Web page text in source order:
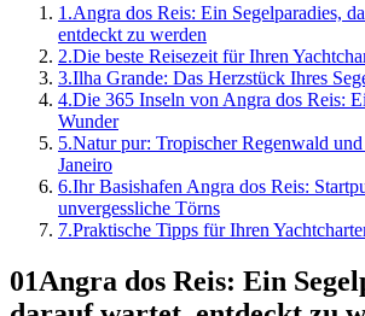
1 .Angra dos Reis: Ein Segelparadies,
entdeckt zu werden
2.Die beste Reisezeit für Ihren
3.Ilha Grande: Das Herzstück Ihres
4.Die 365 Inseln von Angra dos Reis:
Wunder
5.Natur pur: Tropischer Regenwald
Janeiro
6.Ihr Basishafen Angra dos Reis:
unvergessliche Törns
7.Praktische Tipps für Ihren
01Angra dos Reis: Ein